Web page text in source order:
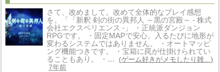
さて、改めまして。改めて全体的なプレイ感想
を。「「新釈 剣の街の異邦人 ～黒の宮殿～ - 株式
会社エクスペリエンス -」 ・正統派ダンジョン
RPGです。 ・固定MAPで安心。入るたびに地形が
変わるシステムではありません。 ・オートマッピ
ング機能つきです。 ・宝箱に罠が仕掛けられてい
ることもあり。 ・…
ゲーム好きがメモしたり雑…
7年前